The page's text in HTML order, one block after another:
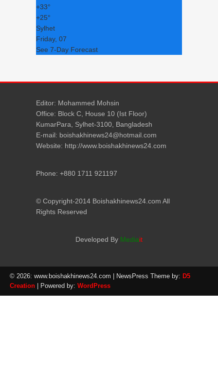
+33°
+25°
Sylhet
Friday, 07
See 7-Day Forecast
Editor: Mohammed Mohsin
Office: Block C, House 10 (Ist Floor)
KumarPara, Sylhet-3100, Bangladesh
E-mail: boishakhinews24@hotmail.com
Website: http://www.boishakhinews24.com
Phone: +880 1711 921197
© Copyright-2014 Boishakhinews24.com All
Rights Reserved
Developed By Mediait
© 2026: www.boishakhinews24.com | NewsPress Theme by: D5
Creation | Powered by: WordPress